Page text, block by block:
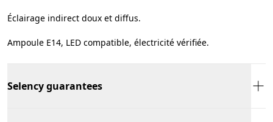
Éclairage indirect doux et diffus.
Ampoule E14, LED compatible, électricité vérifiée.
Selency guarantees